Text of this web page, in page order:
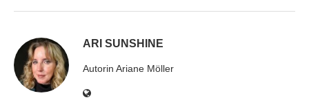
ARI SUNSHINE
Autorin Ariane Möller